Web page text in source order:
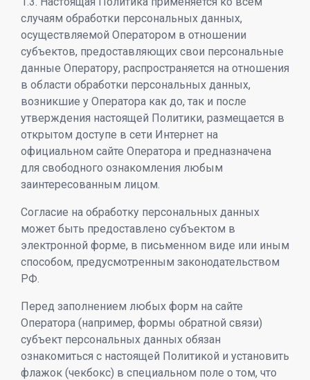
случаям обработки персональных данных,
осуществляемой Оператором в отношении
субъектов, предоставляющих свои персональные
данные Оператору, распространяется на отношения
в области обработки персональных данных,
возникшие у Оператора как до, так и после
утверждения настоящей Политики, размещается в
открытом доступе в сети Интернет на
официальном сайте Оператора и предназначена
для свободного ознакомления любым
заинтересованным лицом.
Согласие на обработку персональных данных
может быть предоставлено субъектом в
электронной форме, в письменном виде или иным
способом, предусмотренным законодательством
РФ.
Перед заполнением любых форм на сайте
Оператора (например, формы обратной связи)
субъект персональных данных обязан
ознакомиться с настоящей Политикой и установить
флажок (чекбокс) в специальном поле о том, что